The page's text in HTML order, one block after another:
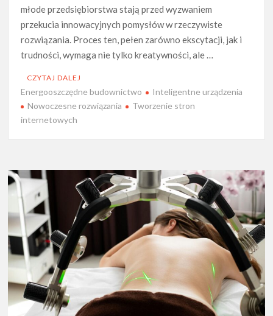
młode przedsiębiorstwa stają przed wyzwaniem
przekucia innowacyjnych pomysłów w rzeczywiste
rozwiązania. Proces ten, pełen zarówno ekscytacji, jak i
trudności, wymaga nie tylko kreatywności, ale …
CZYTAJ DALEJ
Energooszczędne budownictwo
Inteligentne urządzenia
Nowoczesne rozwiązania
Tworzenie stron
internetowych